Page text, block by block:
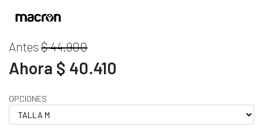
Antes $ 44.900
Ahora $ 40.410
OPCIONES